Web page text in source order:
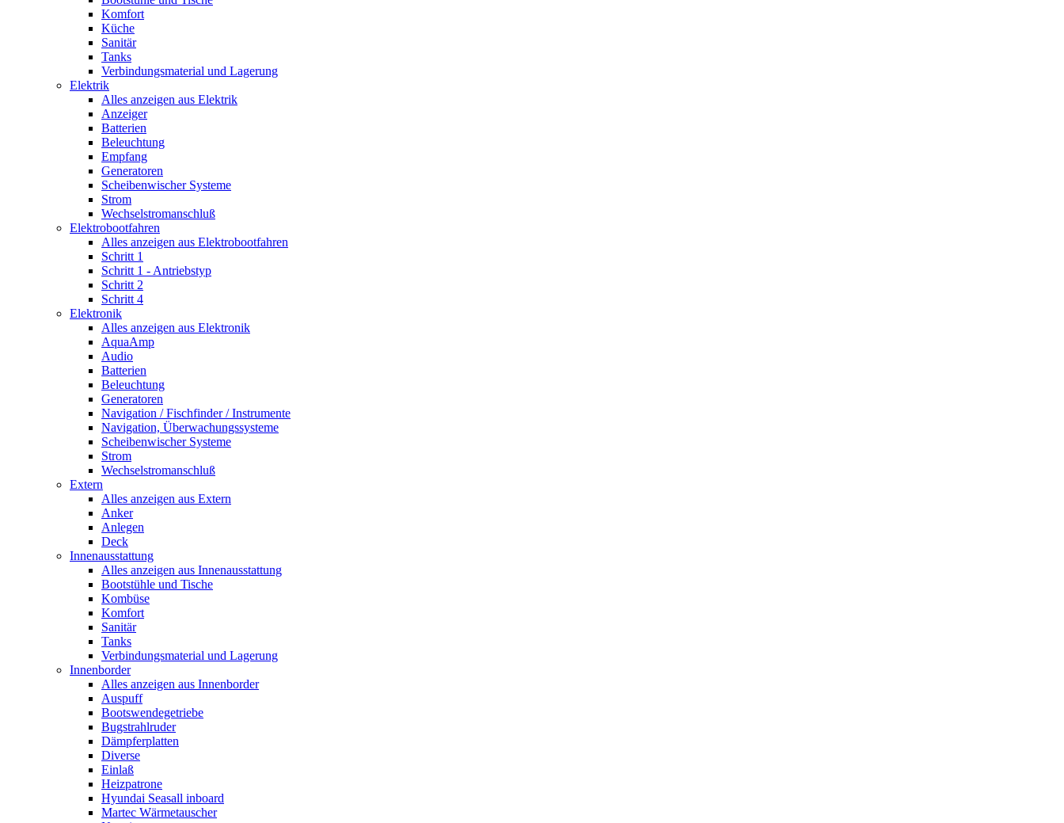
Komfort
Küche
Sanitär
Tanks
Verbindungsmaterial und Lagerung
Elektrik
Alles anzeigen aus Elektrik
Anzeiger
Batterien
Beleuchtung
Empfang
Generatoren
Scheibenwischer Systeme
Strom
Wechselstromanschluß
Elektrobootfahren
Alles anzeigen aus Elektrobootfahren
Schritt 1
Schritt 1 - Antriebstyp
Schritt 2
Schritt 4
Elektronik
Alles anzeigen aus Elektronik
AquaAmp
Audio
Batterien
Beleuchtung
Generatoren
Navigation / Fischfinder / Instrumente
Navigation, Überwachungssysteme
Scheibenwischer Systeme
Strom
Wechselstromanschluß
Extern
Alles anzeigen aus Extern
Anker
Anlegen
Deck
Innenausstattung
Alles anzeigen aus Innenausstattung
Bootstühle und Tische
Kombüse
Komfort
Sanitär
Tanks
Verbindungsmaterial und Lagerung
Innenborder
Alles anzeigen aus Innenborder
Auspuff
Bootswendegetriebe
Bugstrahlruder
Dämpferplatten
Diverse
Einlaß
Heizpatrone
Hyundai Seasall inboard
Martec Wärmetauscher